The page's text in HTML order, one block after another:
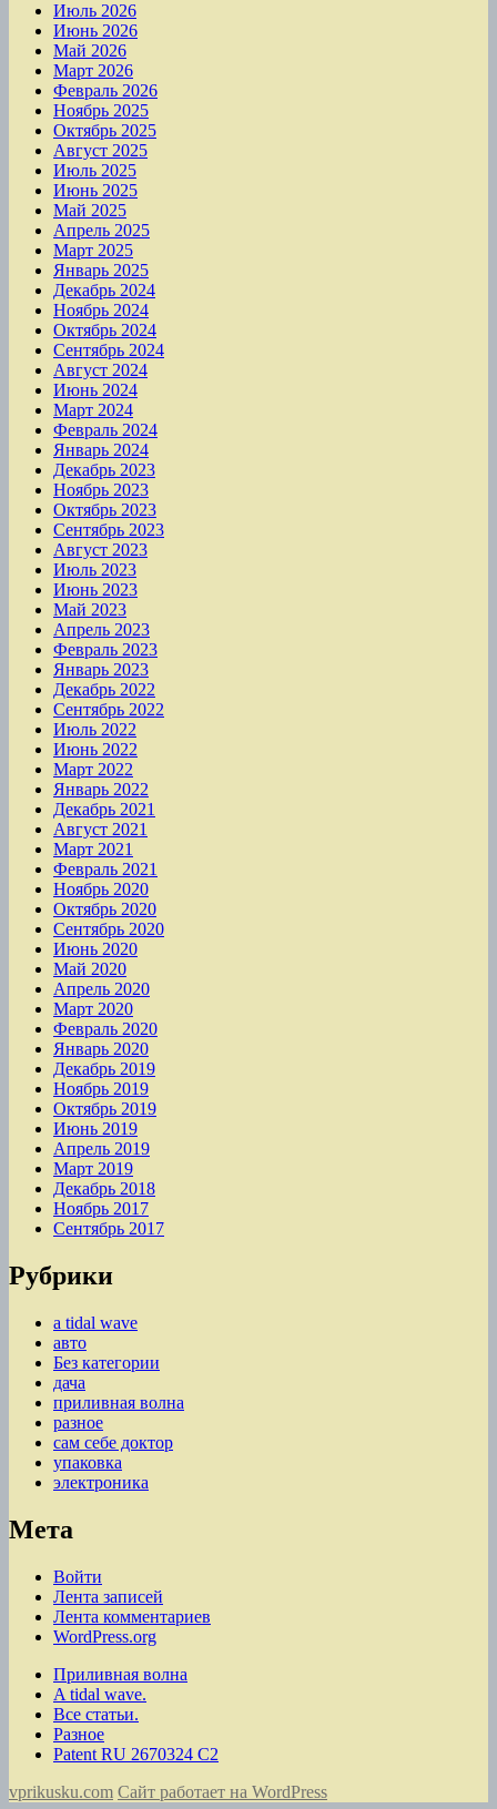
Июль 2026
Июнь 2026
Май 2026
Март 2026
Февраль 2026
Ноябрь 2025
Октябрь 2025
Август 2025
Июль 2025
Июнь 2025
Май 2025
Апрель 2025
Март 2025
Январь 2025
Декабрь 2024
Ноябрь 2024
Октябрь 2024
Сентябрь 2024
Август 2024
Июнь 2024
Март 2024
Февраль 2024
Январь 2024
Декабрь 2023
Ноябрь 2023
Октябрь 2023
Сентябрь 2023
Август 2023
Июль 2023
Июнь 2023
Май 2023
Апрель 2023
Февраль 2023
Январь 2023
Декабрь 2022
Сентябрь 2022
Июль 2022
Июнь 2022
Март 2022
Январь 2022
Декабрь 2021
Август 2021
Март 2021
Февраль 2021
Ноябрь 2020
Октябрь 2020
Сентябрь 2020
Июнь 2020
Май 2020
Апрель 2020
Март 2020
Февраль 2020
Январь 2020
Декабрь 2019
Ноябрь 2019
Октябрь 2019
Июнь 2019
Апрель 2019
Март 2019
Декабрь 2018
Ноябрь 2017
Сентябрь 2017
Рубрики
a tidal wave
авто
Без категории
дача
приливная волна
разное
сам себе доктор
упаковка
электроника
Мета
Войти
Лента записей
Лента комментариев
WordPress.org
Приливная волна
A tidal wave.
Все статьи.
Разное
Patent RU 2670324 C2
vprikusku.com Сайт работает на WordPress